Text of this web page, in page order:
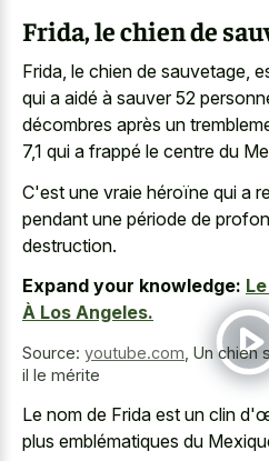
Frida, le chien de
Frida, le chien de sauvetage,
qui a aidé à sauver 52
décombres après un
7,1 qui a frappé le centre du
C'est une vraie héroïne qui a
pendant une période de
destruction.
Expand your knowledge:
À Los Angeles.
Source: youtube.com Un chien
il le mérite
Le nom de Frida est un clin
plus emblématiques du